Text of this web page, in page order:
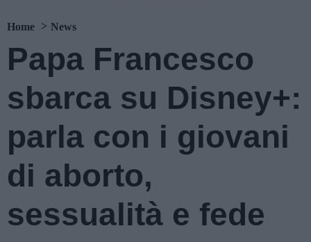
Home News
Papa Francesco
sbarca su Disney+:
parla con i giovani
di aborto,
sessualità e fede